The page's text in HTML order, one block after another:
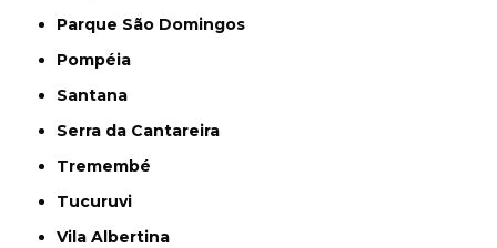
Parque São Domingos
Pompéia
Santana
Serra da Cantareira
Tremembé
Tucuruvi
Vila Albertina